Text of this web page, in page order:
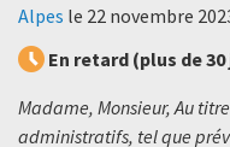
Alpes le 22 novembre
En retard (plus de
Madame, Monsieur, Au
administratifs, tel que